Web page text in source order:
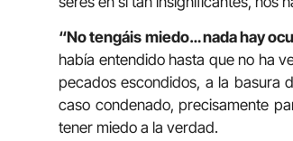
“No tengáis miedo… nada hay
había entendido hasta que no ha
pecados escondidos, a la basura
caso condenado, precisamente
tener miedo a la verdad.